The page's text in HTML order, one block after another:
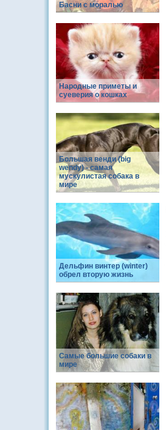
Басни с моралью
Народные приметы и
суеверия о кошках
Большая венди (big
wendy) - самая
мускулистая собака в
мире
Дельфин винтер (winter)
обрел вторую жизнь
Самые большие собаки в
мире